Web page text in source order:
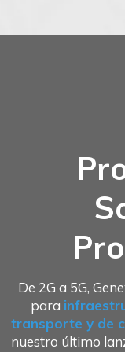
De 2G a 5G,
para
transporte y de
nuestro último